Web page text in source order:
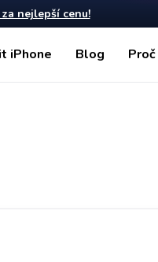
nejlepší cenu!
iPhone Blog